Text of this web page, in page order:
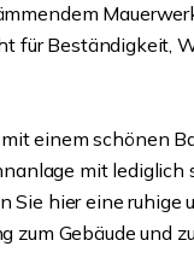
für Beständigkeit,
einem schönen
mit
hier eine ruhige
zum Gebäude und